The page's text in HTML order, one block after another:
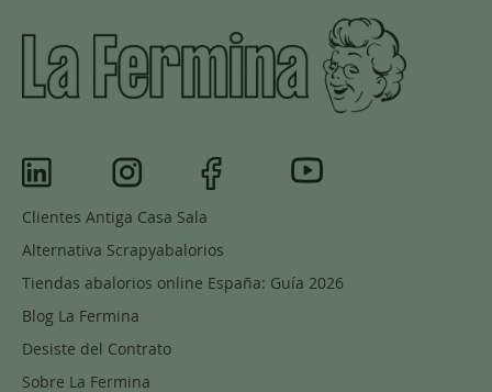
Clientes Antiga Casa Sala
Alternativa Scrapyabalorios
Tiendas abalorios online España: Guía 2026
Blog La Fermina
Desiste del Contrato
Sobre La Fermina